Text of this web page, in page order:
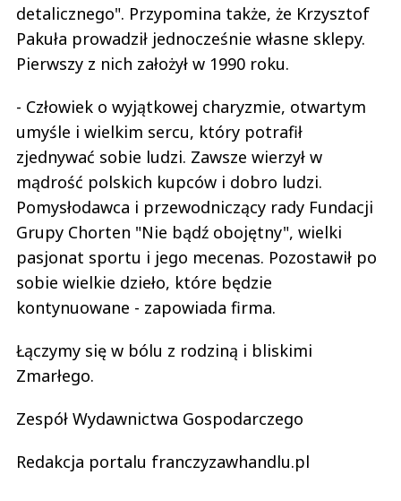
detalicznego". Przypomina także, że Krzysztof
Pakuła prowadził jednocześnie własne sklepy.
Pierwszy z nich założył w 1990 roku.
- Człowiek o wyjątkowej charyzmie, otwartym
umyśle i wielkim sercu, który potrafił
zjednywać sobie ludzi. Zawsze wierzył w
mądrość polskich kupców i dobro ludzi.
Pomysłodawca i przewodniczący rady Fundacji
Grupy Chorten "Nie bądź obojętny", wielki
pasjonat sportu i jego mecenas. Pozostawił po
sobie wielkie dzieło, które będzie
kontynuowane - zapowiada firma.
Łączymy się w bólu z rodziną i bliskimi
Zmarłego.
Zespół Wydawnictwa Gospodarczego
Redakcja portalu franczyzawhandlu.pl